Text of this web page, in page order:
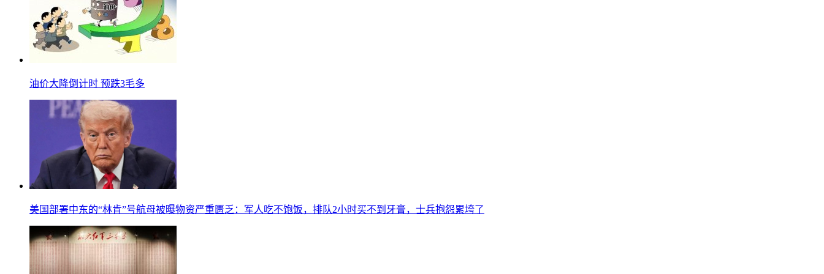
油价大降倒计时 预跌3毛多
美国部署中东的“林肯”号航母被曝物资严重匮乏：军人吃不饱饭，排队2小时买不到牙膏，士兵抱怨累垮了